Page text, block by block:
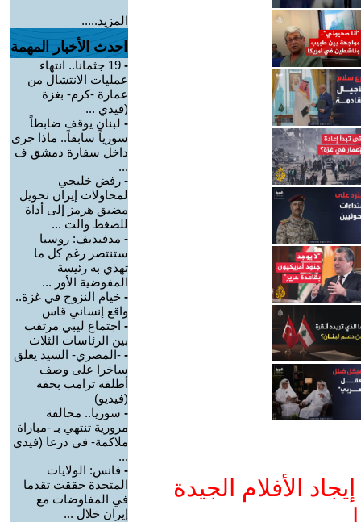
الأفلام الجيدة
المزيد.....
احدث الأخبار المهمة
-
19 جثمانا.. انتهاء
عمليات الانتشال من
عمارة -كرم- بغزة
(فيدي ...
- لبنان يوقف ضابطاً
سورياً سابقاً.. ماذا جرى
داخل سفارة دمشق ف
...
- رفض خليجي
لمحاولات إيران تحويل
مضيق هرمز إلى أداة
للضغط والت ...
- مدفيديف: روسيا
ستنتصر رغم كل ما
تهذي به رئيسة
المفوضية الأور ...
- خيام النزوح في غزة..
واقع إنساني قاس
- اجتماع ليبي مرتقب
بين الرئاسات الثلاث
- -المصري- السيد يعلق
ساخرا على وصف
أطلقه ترامب بحقه
(فيديو)
- سوريا.. مخالفة
مرورية تنتهي بـ -مباراة
ملاكمة- في درعا (فيدي
...
- فانس: الولايات
المتحدة حققت تقدما
في المفاوضات مع
إيران خلال ...